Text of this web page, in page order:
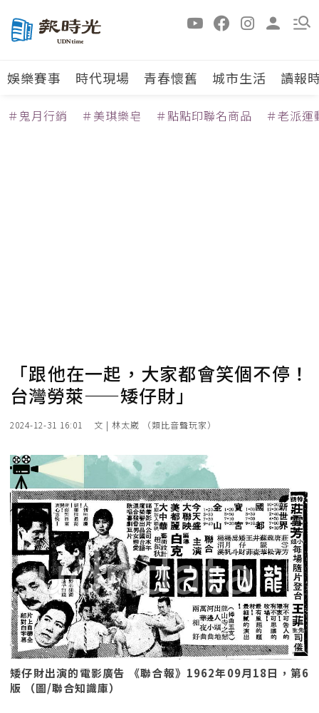
娛樂賽事 時代現場 青春懷舊 城市生活 讀報
＃鬼月行銷 ＃美琪樂皂 ＃點點印聯名商品 ＃老派運
「跟他在一起，大家都會笑個不停！
台灣勞萊——矮仔財」
2024-12-31 16:01 文 | 林太崴 （類比音聲玩家）
矮仔財出演的電影廣告 《聯合報》1962年09月18日，第6
版 （圖/聯合知識庫）